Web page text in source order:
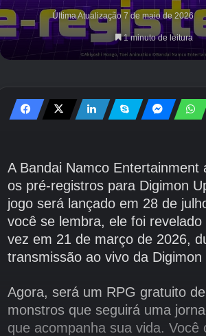
Última Atualização 7 de maio de 2026
1 minuto de leitura
A Bandai Namco Entertainment
os pré-registros para Digimon
jogo será lançado em 28 de
você se lembra, ele foi revelado
vez em 21 de março de 2026,
transmissão ao vivo da Digimon
Agora, será um RPG gratuito
monstros que seguirá uma
que acompanha sua vida. Você